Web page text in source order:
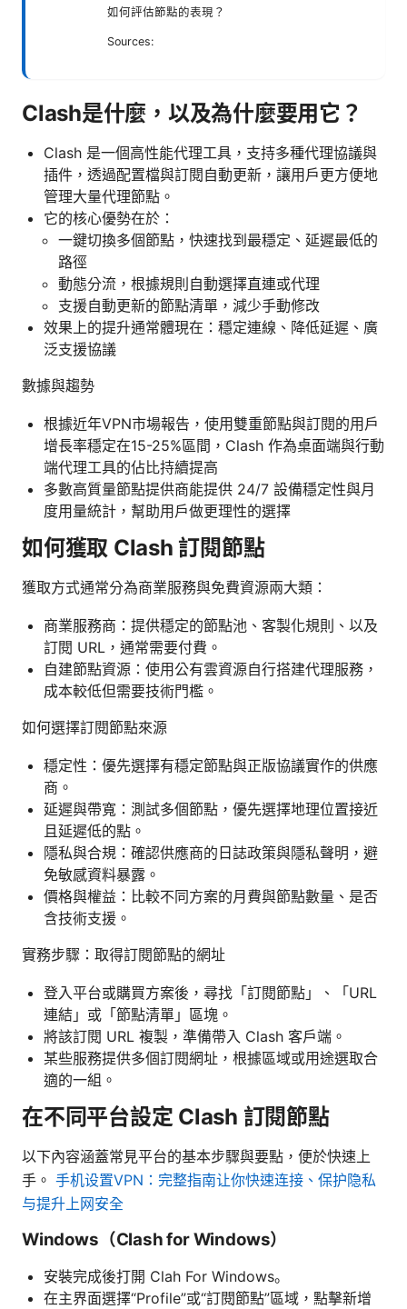
如何評估節點的表現？
Sources:
Clash是什麼，以及為什麼要用它？
Clash 是一個高性能代理工具，支持多種代理協議與
插件，透過配置檔與訂閱自動更新，讓用戶更方便地
管理大量代理節點。
它的核心優勢在於：
一鍵切換多個節點，快速找到最穩定、延遲最低的
路徑
動態分流，根據規則自動選擇直連或代理
支援自動更新的節點清單，減少手動修改
效果上的提升通常體現在：穩定連線、降低延遲、廣
泛支援協議
數據與趨勢
根據近年VPN市場報告，使用雙重節點與訂閱的用戶
增長率穩定在15-25%區間，Clash 作為桌面端與行動
端代理工具的佔比持續提高
多數高質量節點提供商能提供 24/7 設備穩定性與月
度用量統計，幫助用戶做更理性的選擇
如何獲取 Clash 訂閱節點
獲取方式通常分為商業服務與免費資源兩大類：
商業服務商：提供穩定的節點池、客製化規則、以及
訂閱 URL，通常需要付費。
自建節點資源：使用公有雲資源自行搭建代理服務，
成本較低但需要技術門檻。
如何選擇訂閱節點來源
穩定性：優先選擇有穩定節點與正版協議實作的供應
商。
延遲與帶寬：測試多個節點，優先選擇地理位置接近
且延遲低的點。
隱私與合規：確認供應商的日誌政策與隱私聲明，避
免敏感資料暴露。
價格與權益：比較不同方案的月費與節點數量、是否
含技術支援。
實務步驟：取得訂閱節點的網址
登入平台或購買方案後，尋找「訂閱節點」、「URL
連結」或「節點清單」區塊。
將該訂閱 URL 複製，準備帶入 Clash 客戶端。
某些服務提供多個訂閱網址，根據區域或用途選取合
適的一組。
在不同平台設定 Clash 訂閱節點
以下內容涵蓋常見平台的基本步驟與要點，便於快速上
手。 手机设置VPN：完整指南让你快速连接、保护隐私
与提升上网安全
Windows（Clash for Windows）
安裝完成後打開 Clah For Windows。
在主界面選擇“Profile”或“訂閱節點”區域，點擊新增